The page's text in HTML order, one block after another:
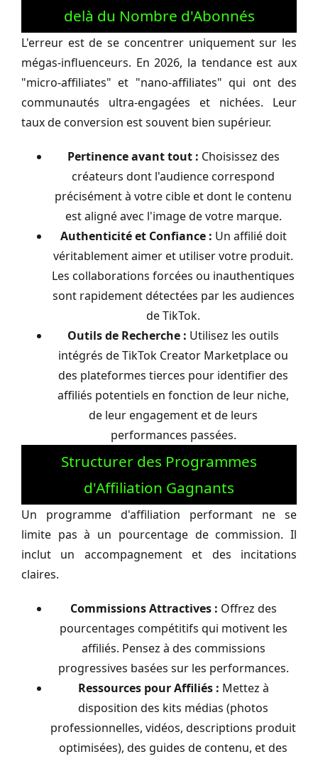
delà du Nombre d'Abonnés
L'erreur est de se concentrer uniquement sur les
mégas-influenceurs. En 2026, la tendance est aux
"micro-affiliates" et "nano-affiliates" qui ont des
communautés ultra-engagées et nichées. Leur
taux de conversion est souvent bien supérieur.
Pertinence avant tout : Choisissez des
créateurs dont l'audience correspond
précisément à votre cible et dont le contenu
est aligné avec l'image de votre marque.
Authenticité et Confiance : Un affilié doit
véritablement aimer et utiliser votre produit.
Les collaborations forcées ou inauthentiques
sont rapidement détectées par les audiences
de TikTok.
Outils de Recherche : Utilisez les outils
intégrés de TikTok Creator Marketplace ou
des plateformes tierces pour identifier des
affiliés potentiels en fonction de leur niche,
de leur engagement et de leurs
performances passées.
Structurer des Programmes
d'Affiliation Gagnants
Un programme d'affiliation performant ne se
limite pas à un pourcentage de commission. Il
inclut un accompagnement et des incitations
claires.
Commissions Attractives : Offrez des
pourcentages compétitifs qui motivent les
affiliés. Pensez à des commissions
progressives basées sur les performances.
Ressources pour Affiliés : Mettez à
disposition des kits médias (photos
professionnelles, vidéos, descriptions produit
optimisées), des guides de contenu, et des